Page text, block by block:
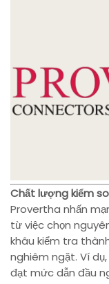
Chất lượng kiểm
Provertha nhấn
từ việc chọn
khâu kiểm tra
nghiêm ngặt. Ví
đạt mức dẫn đầu